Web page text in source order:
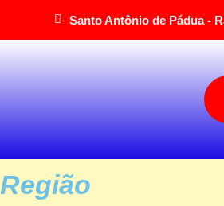
Santo Antônio de Pádua -
Região